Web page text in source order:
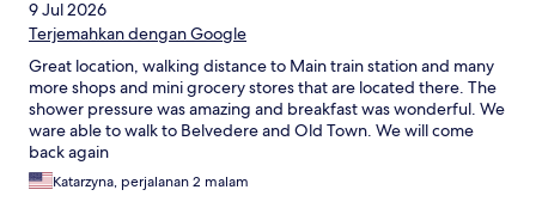
9 Jul 2026
Terjemahkan dengan Google
Great location, walking distance to Main train station and many
more shops and mini grocery stores that are located there. The
shower pressure was amazing and breakfast was wonderful. We
ware able to walk to Belvedere and Old Town. We will come
back again
Katarzyna, perjalanan 2 malam